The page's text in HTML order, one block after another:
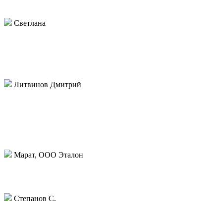
Светлана
Литвинов Дмитрий
Марат, ООО Эталон
Степанов С.